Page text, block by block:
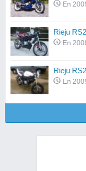
En
Rieju
En
Rieju
En